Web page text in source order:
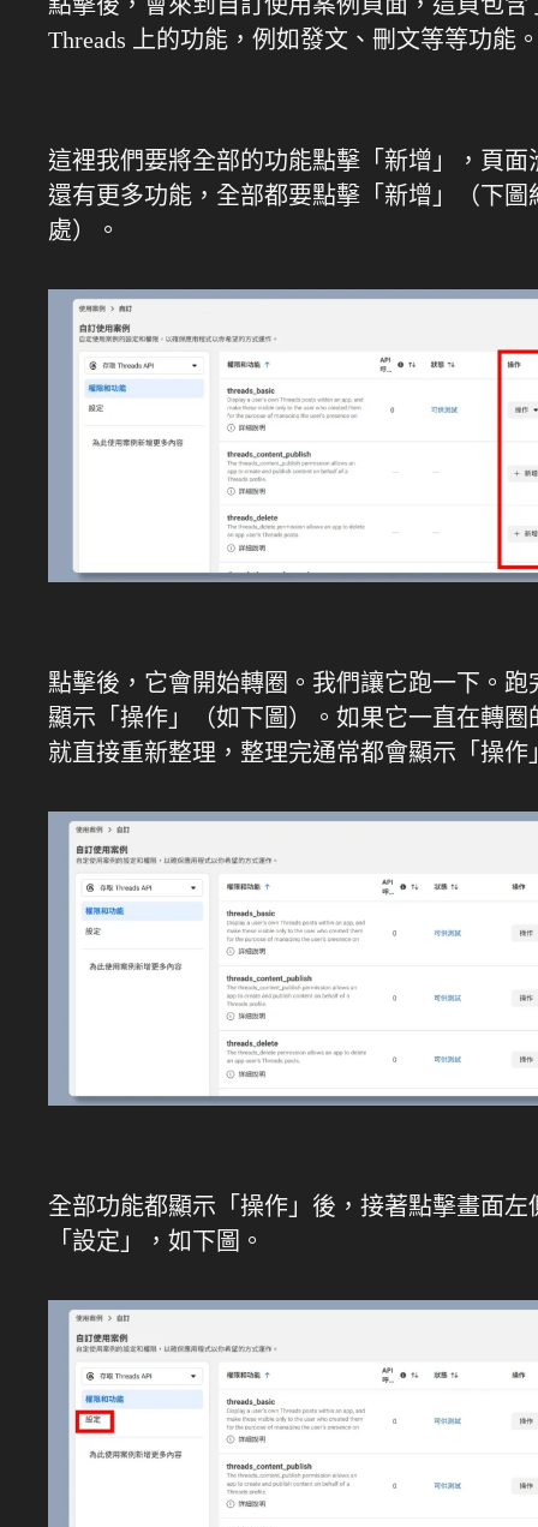
Threads 上的功能，例如發文、刪文等等功能
這裡我們要將全部的功能點擊「新增」，頁面
還有更多功能，全部都要點擊「新增」（下圖
處）。
點擊後，它會開始轉圈。我們讓它跑一下。跑
顯示「操作」（如下圖）。如果它一直在轉圈
就直接重新整理，整理完通常都會顯示「操作
全部功能都顯示「操作」後，接著點擊畫面左
「設定」，如下圖。